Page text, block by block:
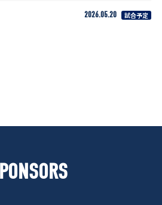
2026.05.20 試合予定